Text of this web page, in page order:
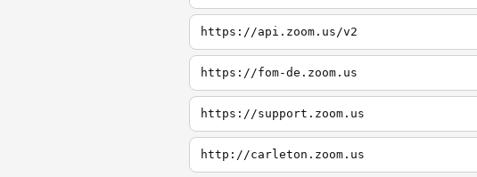
https://api.zoom.us/v2
https://fom-de.zoom.us
https://support.zoom.us
http://carleton.zoom.us